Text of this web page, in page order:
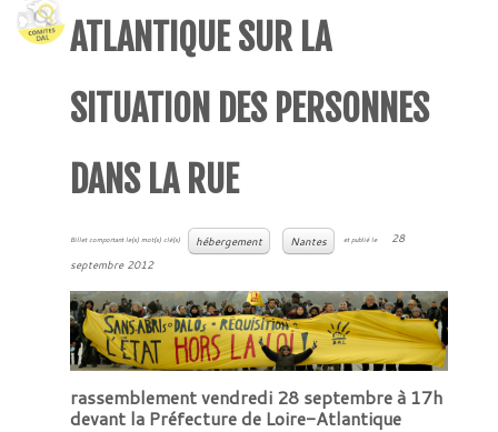
ATLANTIQUE SUR LA
SITUATION DES PERSONNES
DANS LA RUE
Billet comportant le(s) mot(s) clé(s) hébergement Nantes et publié le
28
septembre 2012
rassemblement vendredi 28 septembre à 17h
devant la Préfecture de Loire-Atlantique